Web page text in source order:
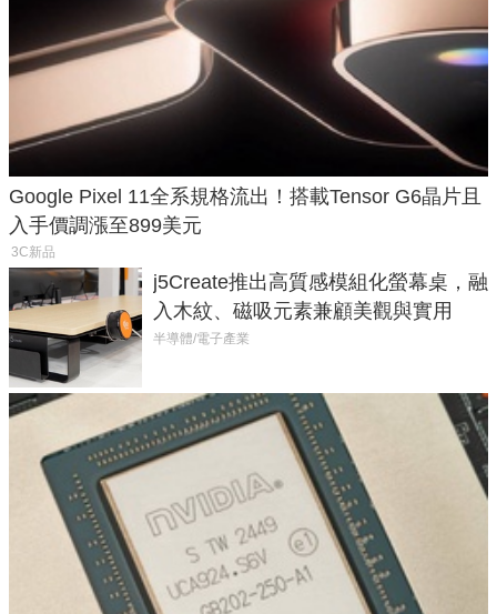
Google Pixel 11全系規格流出！搭載Tensor G6晶片且
入手價調漲至899美元
3C新品
j5Create推出高質感模組化螢幕桌，融
入木紋、磁吸元素兼顧美觀與實用
半導體/電子產業